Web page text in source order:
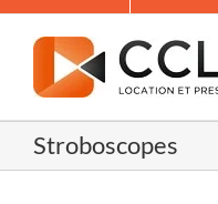
Stroboscopes